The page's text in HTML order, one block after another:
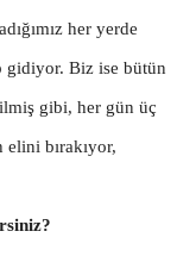
her yerde
Biz ise bütün
gibi, her gün üç
bırakıyor,